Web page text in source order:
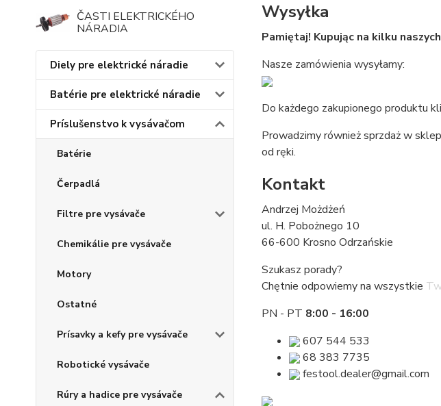
ČASTI ELEKTRICKÉHO
NÁRADIA
Diely pre elektrické náradie
Batérie pre elektrické náradie
Príslušenstvo k vysávačom
Batérie
Čerpadlá
Filtre pre vysávače
Chemikálie pre vysávače
Motory
Ostatné
Prísavky a kefy pre vysávače
Robotické vysávače
Rúry a hadice pre vysávače
Wysyłka
Pamiętaj! Kupując na kilku
Nasze zamówienia wysyłamy:
Do każdego zakupionego produktu
Prowadzimy również sprzdaż w
od ręki.
Kontakt
Andrzej Możdżeń
ul. H. Pobożnego 10
66-600 Krosno Odrzańskie
Szukasz porady?
Chętnie odpowiemy na wszystkie
PN - PT 8:00 - 16:00
607 544 533
68 383 7735
festool.dealer@gmail.com